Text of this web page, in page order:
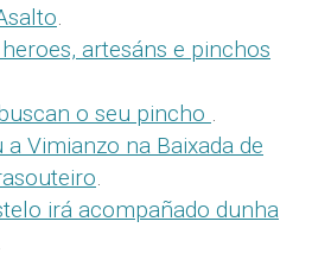
.
artesáns e pinchos
o seu pincho .
Vimianzo na Baixada de
.
irá acompañado dunha